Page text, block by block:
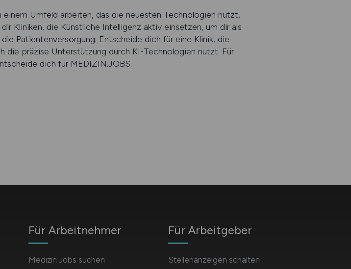
Umfeld arbeiten, das die neuesten Technologien nutzt,
Kliniken, die Künstliche Intelligenz aktiv einsetzen, um dir als
Patientenversorgung. Entscheide dich für eine Klinik, die
die präzise Unterstützung durch KI-Technologien nutzt. Für
dich für MEDIZIN.JOBS.
Für Arbeitnehmer
Medizin Jobs suchen
Für Arbeitgeber
Stellenanzeigen schalten